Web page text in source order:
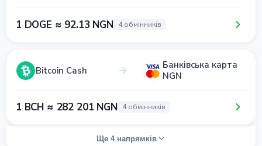
1 DOGE ≈ 92.13 NGN 4 обмінників
Bitcoin Cash
Банківська карта
NGN
1 BCH ≈ 282 201 NGN 4 обмінників
Ще 4 напрямків